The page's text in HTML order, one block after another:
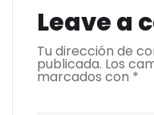
Leave a
Tu dirección de
publicada. Los
marcados con *